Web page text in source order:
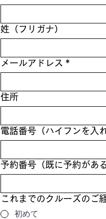
姓（フリガナ）
メールアドレス *
住所
電話番号（ハイフンを入
予約番号（既に予約があ
これまでのクルーズのご
初めて